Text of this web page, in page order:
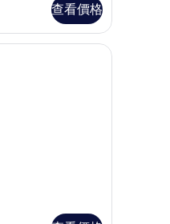
查看價格
舒適加層、客房內保險箱、熨斗/